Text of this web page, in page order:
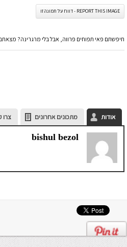
REPORT THIS IMAGE - דווח על תמונה זו
חיפשתם פאי תפוחים פרווה, אבל בלי מרגרינה?
אודות מתכונים אחרונים צרו
bishul bezol